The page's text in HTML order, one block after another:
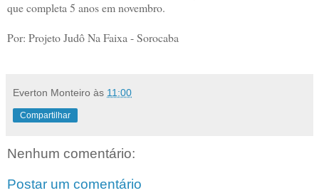
que completa 5 anos em novembro.
Por: Projeto Judô Na Faixa - Sorocaba
Everton Monteiro às 11:00
Compartilhar
Nenhum comentário:
Postar um comentário